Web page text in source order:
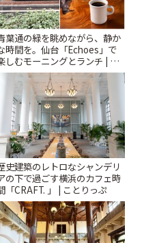
葉通の緑を眺めながら、静か
時間を。仙台「Echoes」で
しむモーニングとランチ | こ
りっぷ
史建築のレトロなシャンデリ
の下で過ごす横浜のカフェ時
「CRAFT. 」 | ことりっぷ